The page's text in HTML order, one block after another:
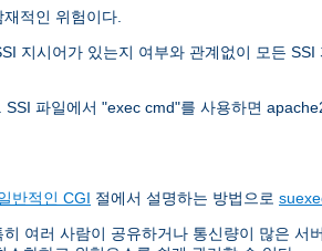
적인 위험이다.
지시어가 있는지 여부와 관계없이 모든
파일에서 "exec cmd"를 사용하면
반적인 CGI 절에서 설명하는 방법으로
여러 사람이 공유하거나 통신량이 많은 서